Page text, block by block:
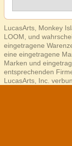
LucasArts, Monkey
LOOM, und
eingetragene
eine eingetragene
Marken und
entsprechenden
LucasArts, Inc.